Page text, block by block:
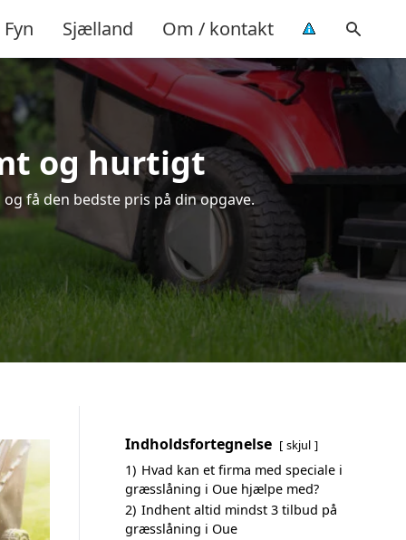
Fyn Sjælland Om / kontakt
og hurtigt
få den bedste pris på din opgave.
Indholdsfortegnelse skjul
1) Hvad kan et firma med speciale i
græsslåning i Oue hjælpe med?
2) Indhent altid mindst 3 tilbud på
græsslåning i Oue